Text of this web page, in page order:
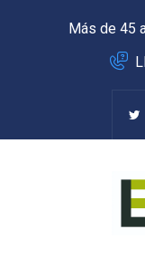
Más de 45